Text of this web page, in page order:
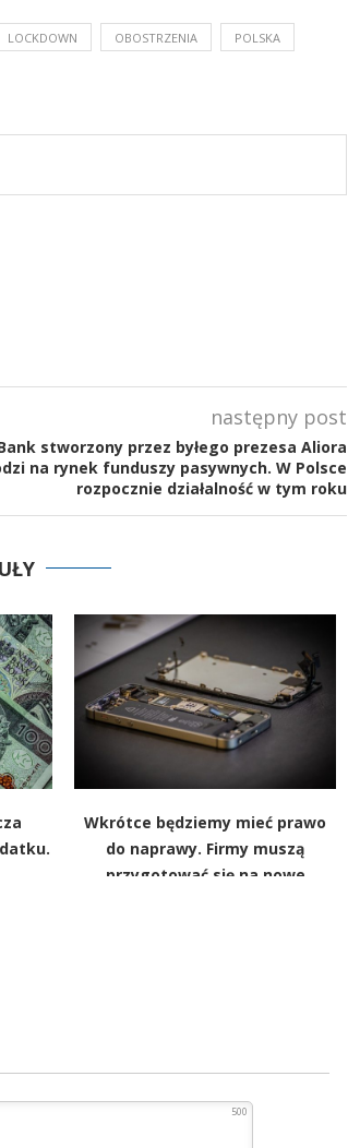
LOCKDOWN OBOSTRZENIA POLSKA
następny post
stworzony przez byłego prezesa Aliora
na rynek funduszy pasywnych. W Polsce
rozpocznie działalność w tym roku
Wkrótce będziemy mieć prawo
do naprawy. Firmy muszą
przygotować się na nowe
500